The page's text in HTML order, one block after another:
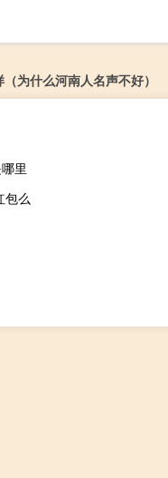
为什么河南人名声不好）
里
包么